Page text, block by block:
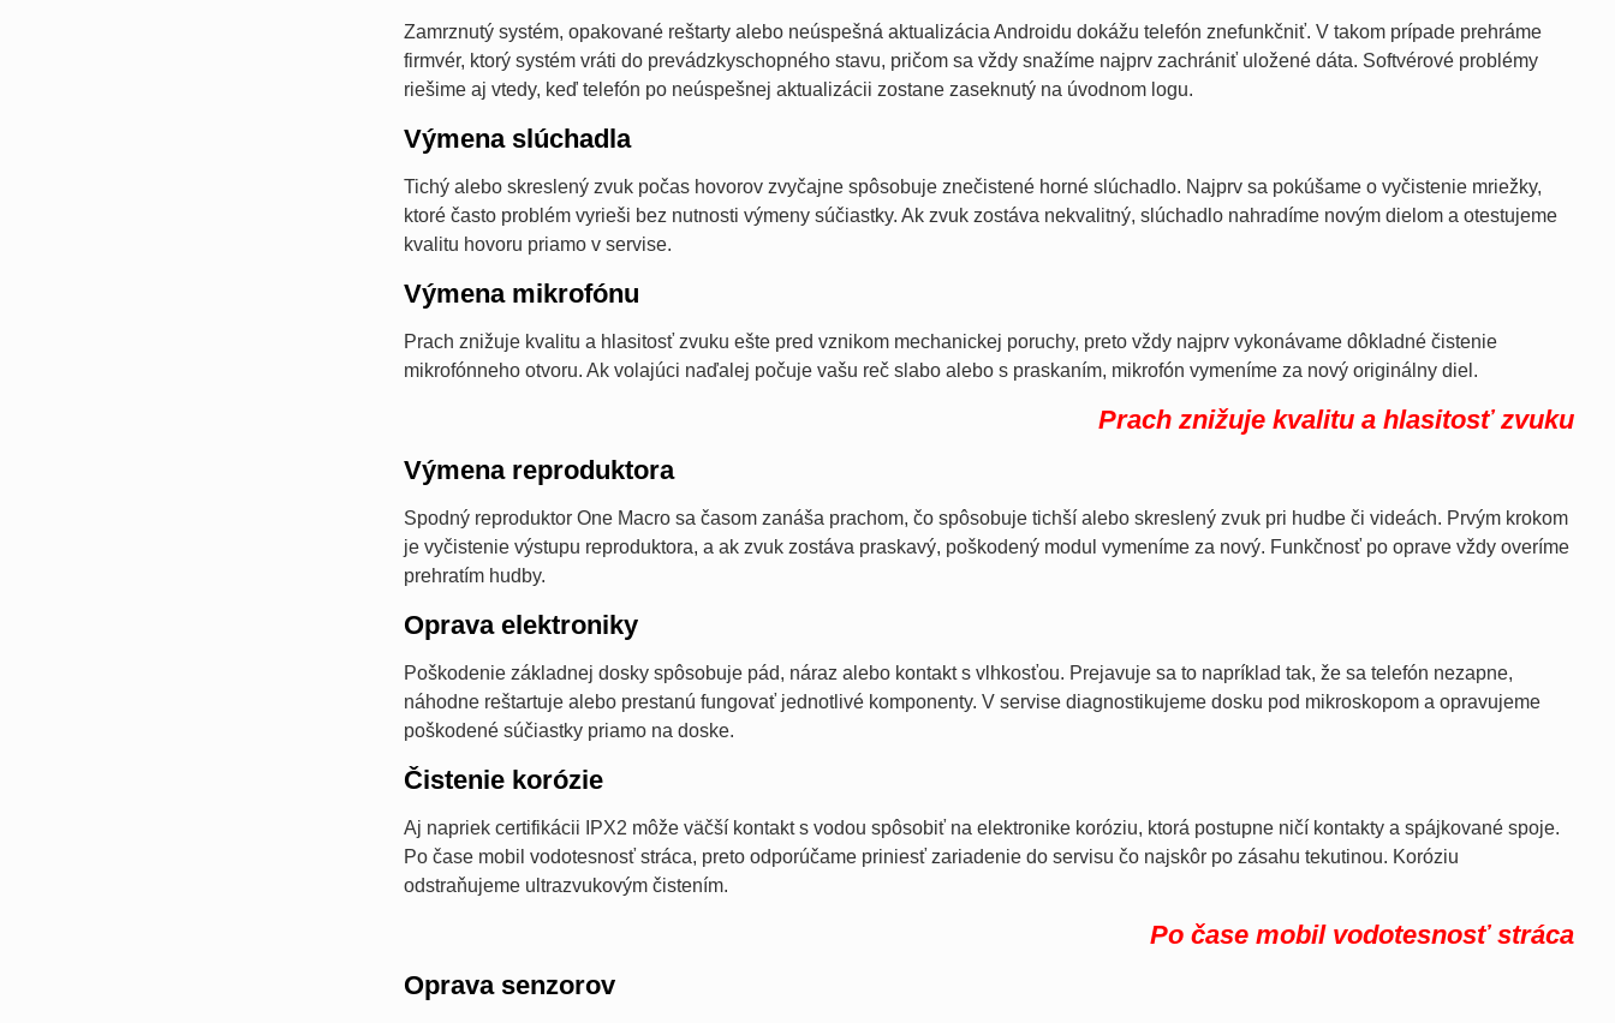
Zamrznutý systém, opakované reštarty alebo neúspešná aktualizácia Androidu dokážu telefón znefunkčniť. V takom prípade prehráme
firmvér, ktorý systém vráti do prevádzkyschopného stavu, pričom sa vždy snažíme najprv zachrániť uložené dáta. Softvérové problémy
riešime aj vtedy, keď telefón po neúspešnej aktualizácii zostane zaseknutý na úvodnom logu.
Výmena slúchadla
Tichý alebo skreslený zvuk počas hovorov zvyčajne spôsobuje znečistené horné slúchadlo. Najprv sa pokúšame o vyčistenie mriežky,
ktoré často problém vyrieši bez nutnosti výmeny súčiastky. Ak zvuk zostáva nekvalitný, slúchadlo nahradíme novým dielom a otestujeme
kvalitu hovoru priamo v servise.
Výmena mikrofónu
Prach znižuje kvalitu a hlasitosť zvuku ešte pred vznikom mechanickej poruchy, preto vždy najprv vykonávame dôkladné čistenie
mikrofónneho otvoru. Ak volajúci naďalej počuje vašu reč slabo alebo s praskaním, mikrofón vymeníme za nový originálny diel.
Prach znižuje kvalitu a hlasitosť zvuku
Výmena reproduktora
Spodný reproduktor One Macro sa časom zanáša prachom, čo spôsobuje tichší alebo skreslený zvuk pri hudbe či videách. Prvým krokom
je vyčistenie výstupu reproduktora, a ak zvuk zostáva praskavý, poškodený modul vymeníme za nový. Funkčnosť po oprave vždy overíme
prehratím hudby.
Oprava elektroniky
Poškodenie základnej dosky spôsobuje pád, náraz alebo kontakt s vlhkosťou. Prejavuje sa to napríklad tak, že sa telefón nezapne,
náhodne reštartuje alebo prestanú fungovať jednotlivé komponenty. V servise diagnostikujeme dosku pod mikroskopom a opravujeme
poškodené súčiastky priamo na doske.
Čistenie korózie
Aj napriek certifikácii IPX2 môže väčší kontakt s vodou spôsobiť na elektronike koróziu, ktorá postupne ničí kontakty a spájkované spoje.
Po čase mobil vodotesnosť stráca, preto odporúčame priniesť zariadenie do servisu čo najskôr po zásahu tekutinou. Koróziu
odstraňujeme ultrazvukovým čistením.
Po čase mobil vodotesnosť stráca
Oprava senzorov